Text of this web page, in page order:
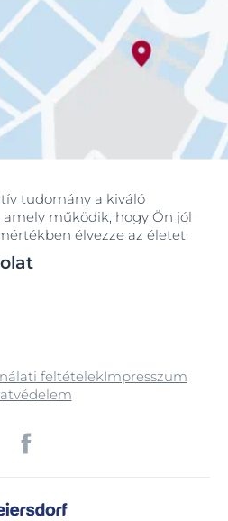
tudomány a kiváló
működik, hogy Ön jól
élvezze az életet.
feltételekImpresszum